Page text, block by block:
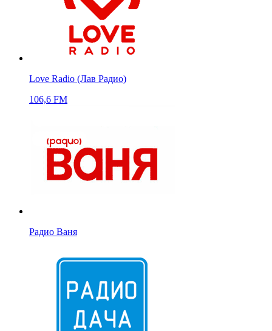
Love Radio (Лав Радио)
106,6 FM
Радио Ваня